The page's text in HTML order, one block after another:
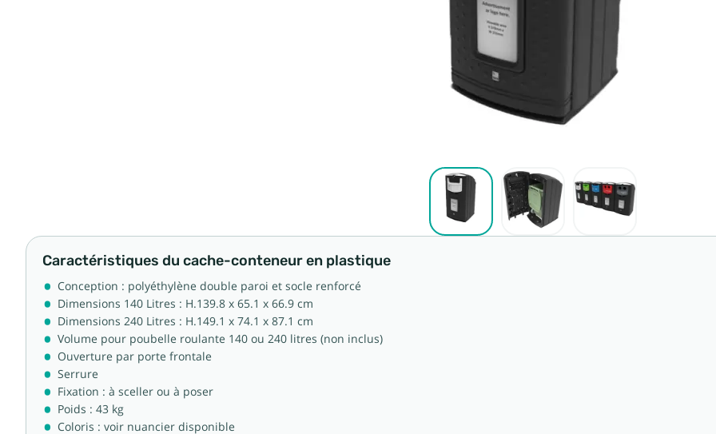
Caractéristiques du cache-conteneur en plastique
Conception : polyéthylène double paroi et socle renforcé
Dimensions 140 Litres : H.139.8 x 65.1 x 66.9 cm
Dimensions 240 Litres : H.149.1 x 74.1 x 87.1 cm
Volume pour poubelle roulante 140 ou 240 litres (non inclus)
Ouverture par porte frontale
Serrure
Fixation : à sceller ou à poser
Poids : 43 kg
Coloris : voir nuancier disponible